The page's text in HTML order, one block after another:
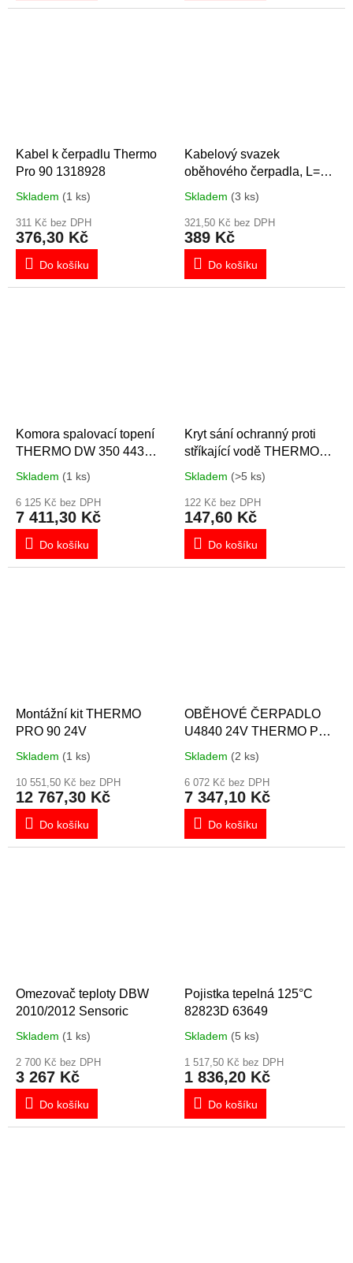
Kabel k čerpadlu Thermo
Pro 90 1318928
Skladem (1 ks)
311 Kč bez DPH
376,30 Kč
Do košíku
Kabelový svazek
oběhového čerpadla, L=
600 mm
Skladem (3 ks)
321,50 Kč bez DPH
389 Kč
Do košíku
Komora spalovací topení
THERMO DW 350 443
Skladem (1 ks)
6 125 Kč bez DPH
7 411,30 Kč
Do košíku
Kryt sání ochranný proti
stříkající vodě THERMO
SPHEROS 20818B,
Skladem (>5 ks)
122 Kč bez DPH
147,60 Kč
Do košíku
Montážní kit THERMO
PRO 90 24V
Skladem (1 ks)
10 551,50 Kč bez DPH
12 767,30 Kč
Do košíku
OBĚHOVÉ ČERPADLO
U4840 24V THERMO PRO
Skladem (2 ks)
6 072 Kč bez DPH
7 347,10 Kč
Do košíku
Omezovač teploty DBW
2010/2012 Sensoric
Skladem (1 ks)
2 700 Kč bez DPH
3 267 Kč
Do košíku
Pojistka tepelná 125°C
82823D 63649
Skladem (5 ks)
1 517,50 Kč bez DPH
1 836,20 Kč
Do košíku